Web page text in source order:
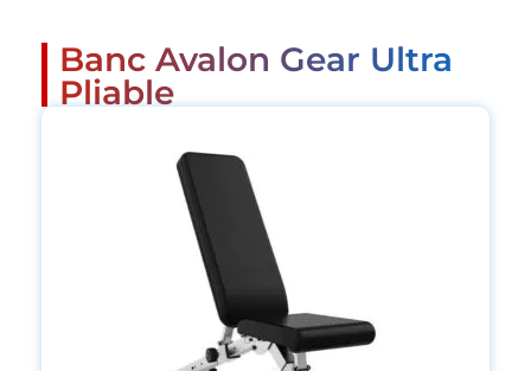
Banc Avalon Gear Ultra
Pliable